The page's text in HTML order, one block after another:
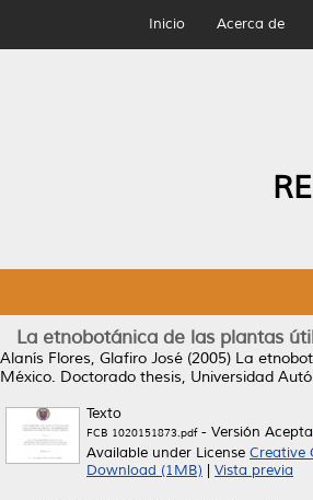
Inicio Acerca de
La etnobotánica de las plantas
Alanís Flores, Glafiro José (2005) La
México. Doctorado thesis, Universidad
Texto
FCB 1020151873.pdf- Versión
Available under License Creative
Download (1MB)
Vista previa